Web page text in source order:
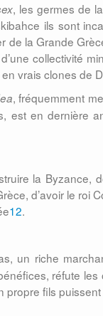
, les germes de
ils sont
de la Grande
collectivité
vrais clones de
, fréquemment
est en dernière
la
d’avoir le roi
12.
un riche
réfute
propre fils